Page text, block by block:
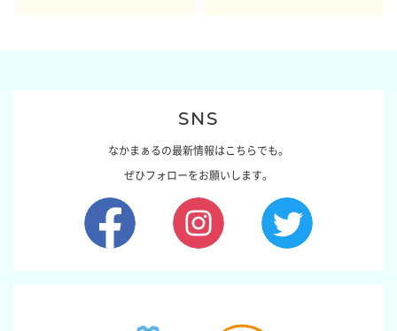
SNS
なかまぁるの最新情報はこちらでも。
ぜひフォローをお願いします。